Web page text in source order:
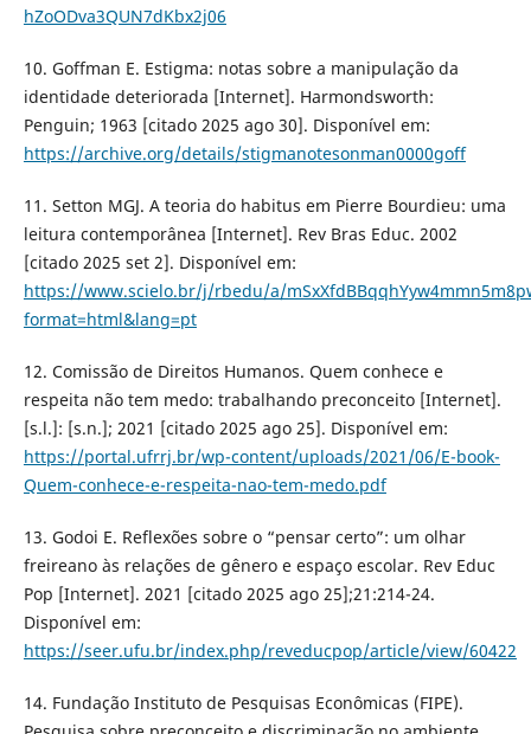
hZoODva3QUN7dKbx2j06
10. Goffman E. Estigma: notas sobre a manipulação da
identidade deteriorada [Internet]. Harmondsworth:
Penguin; 1963 [citado 2025 ago 30]. Disponível em:
https://archive.org/details/stigmanotesonman0000goff
11. Setton MGJ. A teoria do habitus em Pierre Bourdieu: uma
leitura contemporânea [Internet]. Rev Bras Educ. 2002
[citado 2025 set 2]. Disponível em:
https://www.scielo.br/j/rbedu/a/
format=html&lang=pt
12. Comissão de Direitos Humanos. Quem conhece e
respeita não tem medo: trabalhando preconceito [Internet].
[s.l.]: [s.n.]; 2021 [citado 2025 ago 25]. Disponível em:
https://portal.ufrrj.br/wp-content/uploads/2021/06/E-book-
Quem-conhece-e-respeita-nao-tem-medo.pdf
13. Godoi E. Reflexões sobre o “pensar certo”: um olhar
freireano às relações de gênero e espaço escolar. Rev Educ
Pop [Internet]. 2021 [citado 2025 ago 25];21:214-24.
Disponível em:
https://seer.ufu.br/index.php/reveducpop/article/view/60422
14. Fundação Instituto de Pesquisas Econômicas (FIPE).